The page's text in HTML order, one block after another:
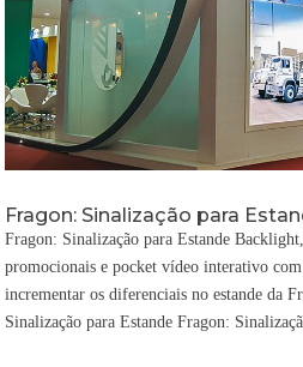
Fragon: Sinalização para
Fragon: Sinalização para Estande
promocionais e pocket vídeo interativo
incrementar os diferenciais no estande da
Sinalização para Estande Fragon: